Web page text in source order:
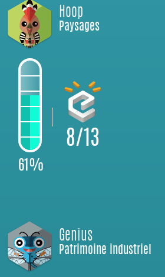
Hoop
Paysages
61%
8/13
Genius
Patrimoine industriel